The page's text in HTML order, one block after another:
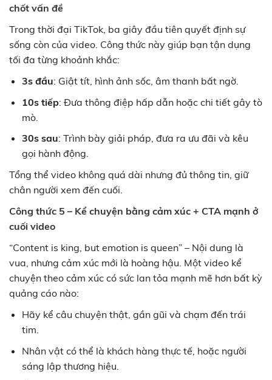
chốt vấn đề
Trong thời đại TikTok, ba giây đầu tiên quyết định sự
sống còn của video. Công thức này giúp bạn tận dụng
tối đa từng khoảnh khắc:
3s đầu: Giật tít, hình ảnh sốc, âm thanh bất ngờ.
10s tiếp: Đưa thông điệp hấp dẫn hoặc chi tiết gây tò
mò.
30s sau: Trình bày giải pháp, đưa ra ưu đãi và kêu
gọi hành động.
Tổng thể video không quá dài nhưng đủ thông tin, giữ
chân người xem đến cuối.
Công thức 5 – Kể chuyện bằng cảm xúc + CTA mạnh ở
cuối video
“Content is king, but emotion is queen” – Nội dung là
vua, nhưng cảm xúc mới là hoàng hậu. Một video kể
chuyện theo cảm xúc có sức lan tỏa mạnh mẽ hơn bất kỳ
quảng cáo nào:
Hãy kể câu chuyện thật, gần gũi và chạm đến trái
tim.
Nhân vật có thể là khách hàng thực tế, hoặc người
sáng lập thương hiệu.